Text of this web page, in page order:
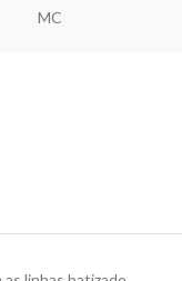
MC